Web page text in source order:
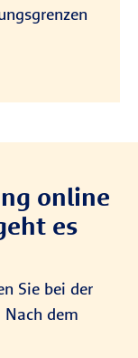
online
es
Sie bei der
Nach dem